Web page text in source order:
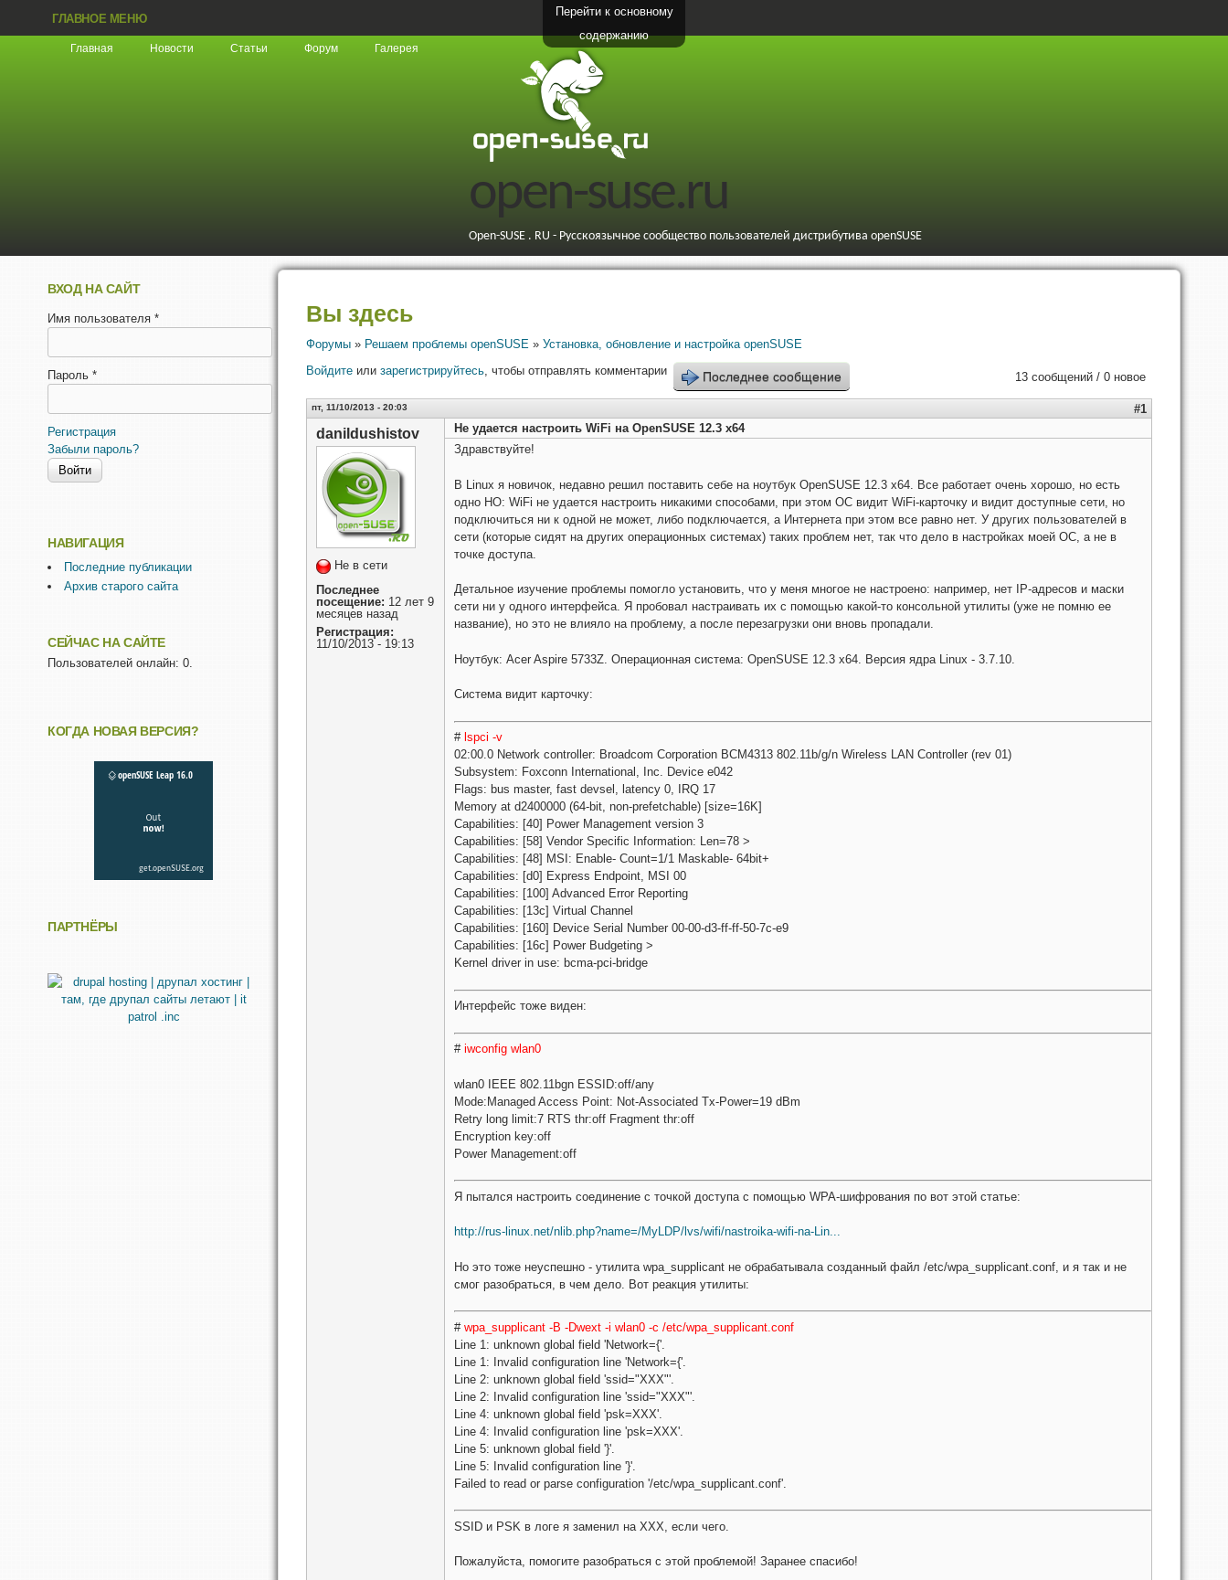
Перейти к основному
содержанию
ГЛАВНОЕ МЕНЮ
Главная Новости Статьи Форум Галерея
open-suse.ru
Open-SUSE . RU - Русскоязычное сообщество пользователей дистрибутива openSUSE
Вы здесь
Форумы » Решаем проблемы openSUSE » Установка, обновление и настройка openSUSE
13 сообщений / 0 новое
Войдите или зарегистрируйтесь, чтобы отправлять комментарии Последнее сообщение
пт, 11/10/2013 - 20:03 #1
danildushistov
Не в сети
Последнее
посещение: 12 лет 9
месяцев назад
Регистрация:
11/10/2013 - 19:13
Не удается настроить WiFi на OpenSUSE 12.3 x64
Здравствуйте!
В Linux я новичок, недавно решил поставить себе на ноутбук OpenSUSE 12.3 x64. Все работает очень хорошо, но есть
одно НО: WiFi не удается настроить никакими способами, при этом ОС видит WiFi-карточку и видит доступные сети, но
подключиться ни к одной не может, либо подключается, а Интернета при этом все равно нет. У других пользователей в
сети (которые сидят на других операционных системах) таких проблем нет, так что дело в настройках моей ОС, а не в
точке доступа.
Детальное изучение проблемы помогло установить, что у меня многое не настроено: например, нет IP-адресов и маски
сети ни у одного интерфейса. Я пробовал настраивать их с помощью какой-то консольной утилиты (уже не помню ее
название), но это не влияло на проблему, а после перезагрузки они вновь пропадали.
Ноутбук: Acer Aspire 5733Z. Операционная система: OpenSUSE 12.3 x64. Версия ядра Linux - 3.7.10.
Система видит карточку:
# lspci -v
02:00.0 Network controller: Broadcom Corporation BCM4313 802.11b/g/n Wireless LAN Controller (rev 01)
Subsystem: Foxconn International, Inc. Device e042
Flags: bus master, fast devsel, latency 0, IRQ 17
Memory at d2400000 (64-bit, non-prefetchable) [size=16K]
Capabilities: [40] Power Management version 3
Capabilities: [58] Vendor Specific Information: Len=78 >
Capabilities: [48] MSI: Enable- Count=1/1 Maskable- 64bit+
Capabilities: [d0] Express Endpoint, MSI 00
Capabilities: [100] Advanced Error Reporting
Capabilities: [13c] Virtual Channel
Capabilities: [160] Device Serial Number 00-00-d3-ff-ff-50-7c-e9
Capabilities: [16c] Power Budgeting >
Kernel driver in use: bcma-pci-bridge
Интерфейс тоже виден:
# iwconfig wlan0
wlan0 IEEE 802.11bgn ESSID:off/any
Mode:Managed Access Point: Not-Associated Tx-Power=19 dBm
Retry long limit:7 RTS thr:off Fragment thr:off
Encryption key:off
Power Management:off
Я пытался настроить соединение с точкой доступа с помощью WPA-шифрования по вот этой статье:
http://rus-linux.net/nlib.php?name=/MyLDP/lvs/wifi/nastroika-wifi-na-Lin...
Но это тоже неуспешно - утилита wpa_supplicant не обрабатывала созданный файл /etc/wpa_supplicant.conf, и я так и не
смог разобраться, в чем дело. Вот реакция утилиты:
# wpa_supplicant -B -Dwext -i wlan0 -c /etc/wpa_supplicant.conf
Line 1: unknown global field 'Network={'.
Line 1: Invalid configuration line 'Network={'.
Line 2: unknown global field 'ssid="XXX"'.
Line 2: Invalid configuration line 'ssid="XXX"'.
Line 4: unknown global field 'psk=XXX'.
Line 4: Invalid configuration line 'psk=XXX'.
Line 5: unknown global field '}'.
Line 5: Invalid configuration line '}'.
Failed to read or parse configuration '/etc/wpa_supplicant.conf'.
SSID и PSK в логе я заменил на XXX, если чего.
Пожалуйста, помогите разобраться с этой проблемой! Заранее спасибо!
ВХОД НА САЙТ
Имя пользователя *
Пароль *
Регистрация
Забыли пароль?
НАВИГАЦИЯ
Последние публикации
Архив старого сайта
СЕЙЧАС НА САЙТЕ
Пользователей онлайн: 0.
КОГДА НОВАЯ ВЕРСИЯ?
ПАРТНЁРЫ